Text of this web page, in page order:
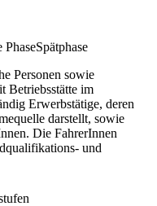
PhaseSpätphase
Personen sowie
Betriebsstätte im
Erwerbstätige, deren
darstellt, sowie
Die FahrerInnen
und